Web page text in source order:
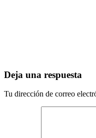
Deja una respuesta
Tu dirección de correo